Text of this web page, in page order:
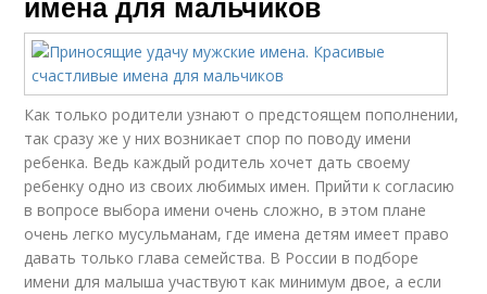
Как только родители узнают о предстоящем пополнении,
так сразу же у них возникает спор по поводу имени
ребенка. Ведь каждый родитель хочет дать своему
ребенку одно из своих любимых имен. Прийти к согласию
в вопросе выбора имени очень сложно, в этом плане
очень легко мусульманам, где имена детям имеет право
давать только глава семейства. В России в подборе
имени для малыша участвуют как минимум двое, а если